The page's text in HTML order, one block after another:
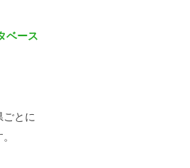
ベース
とに